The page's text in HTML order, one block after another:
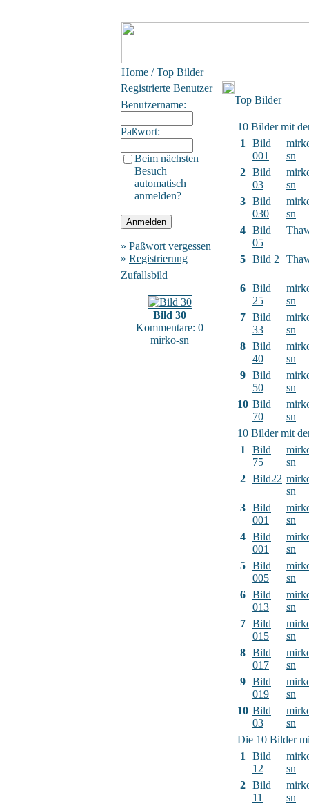
Home / Top Bilder
Registrierte Benutzer
Benutzername:
Paßwort:
Beim nächsten
Besuch
automatisch
anmelden?
» Paßwort vergessen
» Registrierung
Zufallsbild
Bild 30
Kommentare: 0
mirko-sn
Top Bilder
10 Bilder mit
1
Bild
001
sn
2 Bild
03
sn
3 Bild
030
sn
4 Bild
05
5 Bild 2
6 Bild
25
sn
7 Bild
33
sn
8 Bild
40
sn
9 Bild
50
sn
10 Bild
70
sn
10 Bilder mit
1
Bild
75
sn
2 Bild22
sn
3 Bild
001
sn
4 Bild
001
sn
5 Bild
005
sn
6 Bild
013
sn
7 Bild
015
sn
8 Bild
017
sn
9 Bild
019
sn
10 Bild
03
sn
Die 10 Bilder
1
Bild
12
sn
2 Bild
11
sn